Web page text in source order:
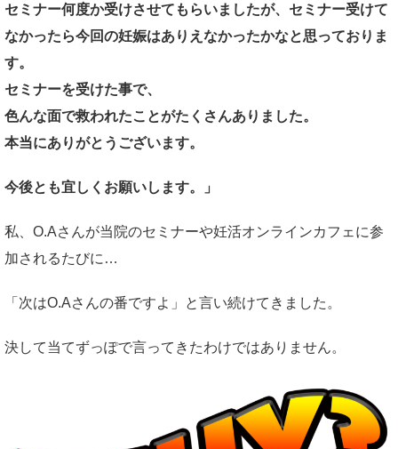
セミナー何度か受けさせてもらいましたが、セミナー受けて
なかったら今回の妊娠はありえなかったかなと思っておりま
す。
セミナーを受けた事で、
色んな面で救われたことがたくさんありました。
本当にありがとうございます。
今後とも宜しくお願いします。」
私、O.Aさんが当院のセミナーや妊活オンラインカフェに参
加されるたびに…
「次はO.Aさんの番ですよ」と言い続けてきました。
決して当てずっぽで言ってきたわけではありません。